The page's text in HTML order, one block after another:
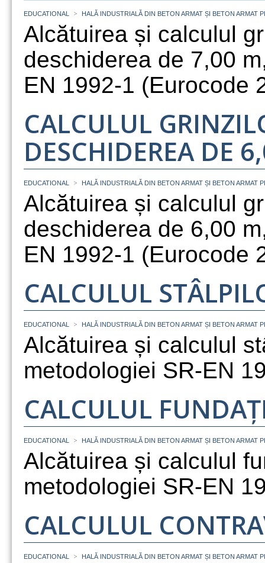
EDUCATIONAL > HALĂ INDUSTRIALĂ DIN BETON ARMAT ȘI BETON ARMAT
Alcătuirea și calculul
deschiderea de 7,00
EN 1992-1 (Eurocode
CALCULUL
DESCHIDEREA DE
EDUCATIONAL > HALĂ INDUSTRIALĂ DIN BETON ARMAT ȘI BETON ARMAT
Alcătuirea și calculul
deschiderea de 6,00
EN 1992-1 (Eurocode
CALCULUL
EDUCATIONAL > HALĂ INDUSTRIALĂ DIN BETON ARMAT ȘI BETON ARMAT
Alcătuirea și calculul
metodologiei SR-EN
CALCULUL
EDUCATIONAL > HALĂ INDUSTRIALĂ DIN BETON ARMAT ȘI BETON ARMAT
Alcătuirea și calculul
metodologiei SR-EN
CALCULUL
EDUCATIONAL > HALĂ INDUSTRIALĂ DIN BETON ARMAT ȘI BETON ARMAT